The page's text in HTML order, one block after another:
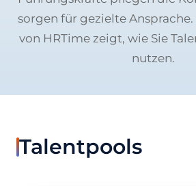
sorgen für gezielte Ansprache.
von HRTime zeigt, wie Sie
nutzen.
Talentpools